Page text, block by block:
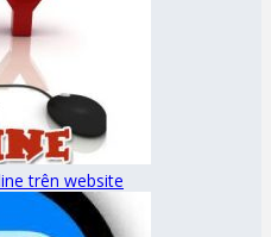
trên website